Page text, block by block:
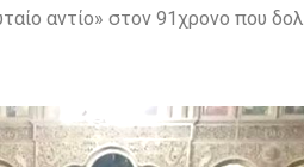
αντίο» στον 91χρονο που